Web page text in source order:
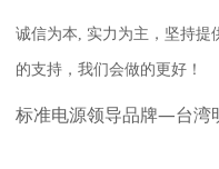
诚信为本, 实力为主，坚持提
的支持，我们会做的更好！
标准电源领导品牌—台湾